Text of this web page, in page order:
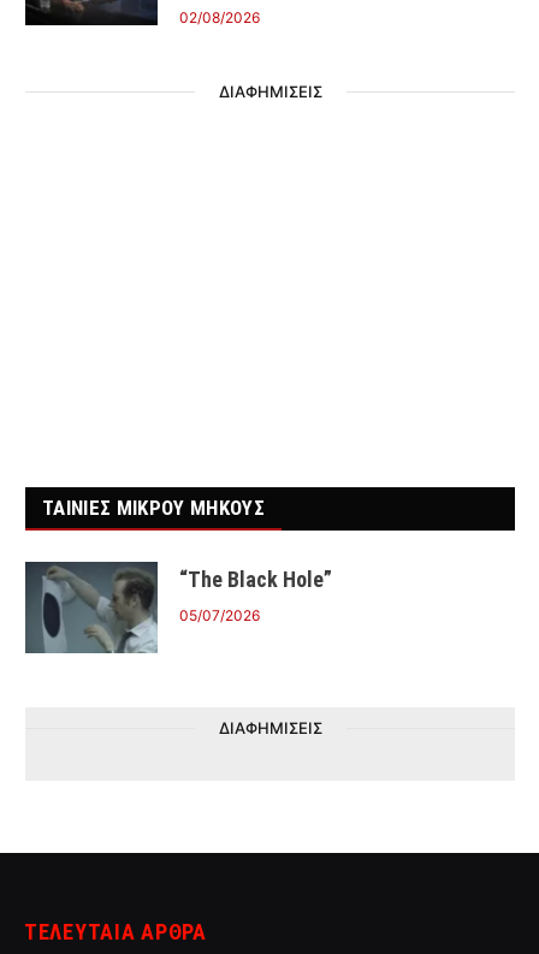
02/08/2026
ΔΙΑΦΗΜΙΣΕΙΣ
ΤΑΙΝΙΕΣ ΜΙΚΡΟΥ ΜΗΚΟΥΣ
“The Black Hole”
05/07/2026
ΔΙΑΦΗΜΙΣΕΙΣ
ΤΕΛΕΥΤΑΙΑ ΑΡΘΡΑ